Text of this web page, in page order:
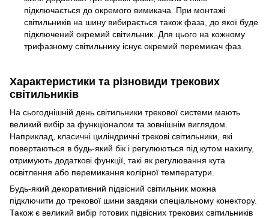
підключається до окремого вимикача. При монтажі
світильників на шину вибирається також фаза, до якої буде
підключений окремий світильник. Для цього на кожному
трифазному світильнику існує окремий перемикач фаз.
Характеристики та різновиди трекових
світильників
На сьогоднішній день світильники трекової системи мають
великий вибір за функціоналом та зовнішнім виглядом.
Наприклад, класичні циліндричні трекові світильники, які
повертаються в будь-який бік і регулюються під кутом нахилу,
отримують додаткові функції, такі як регулювання кута
освітлення або перемикання колірної температури.
Будь-який декоративний підвісний світильник можна
підключити до трекової шини завдяки спеціальному конектору.
Також є великий вибір готових підвісних трекових світильників